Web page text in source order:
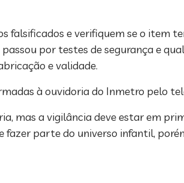
falsificados e verifiquem se o item
por testes de segurança e
e validade.
à ouvidoria do Inmetro pelo
mas a vigilância deve estar em
parte do universo infantil,